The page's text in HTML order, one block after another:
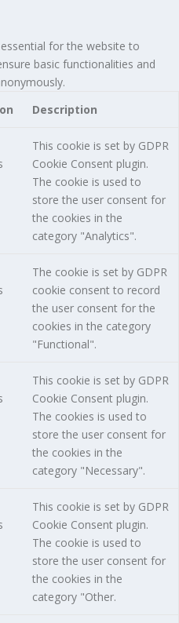
for the website to
basic functionalities and
Description
This cookie is set by GDPR
Cookie Consent plugin.
The cookie is used to
store the user consent for
the cookies in the
category "Analytics".
The cookie is set by GDPR
cookie consent to record
the user consent for the
cookies in the category
"Functional".
This cookie is set by GDPR
Cookie Consent plugin.
The cookies is used to
store the user consent for
the cookies in the
category "Necessary".
This cookie is set by GDPR
Cookie Consent plugin.
The cookie is used to
store the user consent for
the cookies in the
category "Other.